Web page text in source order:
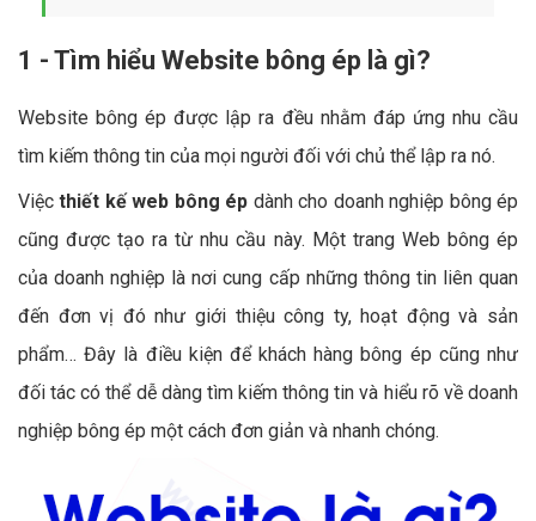
1 - Tìm hiểu Website bông ép là gì?
Website bông ép được lập ra đều nhằm đáp ứng nhu cầu
tìm kiếm thông tin của mọi người đối với chủ thể lập ra nó.
Việcthiết kế web bông ép dành cho doanh nghiệp bông ép
cũng được tạo ra từ nhu cầu này. Một trang Web bông ép
của doanh nghiệp là nơi cung cấp những thông tin liên quan
đến đơn vị đó như giới thiệu công ty, hoạt động và sản
phẩm… Đây là điều kiện để khách hàng bông ép cũng như
đối tác có thể dễ dàng tìm kiếm thông tin và hiểu rõ về doanh
nghiệp bông ép một cách đơn giản và nhanh chóng.